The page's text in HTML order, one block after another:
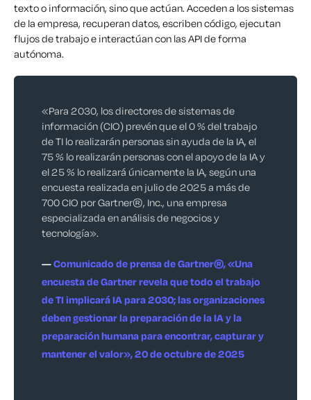
texto o información, sino que actúan. Acceden a los sistemas
de la empresa, recuperan datos, escriben código, ejecutan
flujos de trabajo e interactúan con las API de forma
autónoma.
«Para 2030, los directores de sistemas de
información (CIO) prevén que el 0 % del trabajo
de TI lo realizarán personas sin ayuda de la IA, el
75 % lo realizarán personas con el apoyo de la IA y
el 25 % lo realizará únicamente la IA, según una
encuesta realizada en julio de 2025 a más de
700 CIO por Gartner®, Inc., una empresa
especializada en análisis de negocios y
tecnología».
—Comunicado de prensa de Gartner®, «Una
encuesta de Gartner revela que todo el trabajo
de TI implicará IA para 2030; las organizaciones
deben gestionar la preparación de la IA y la
preparación humana para encontrar, capturar y
mantener el valor», 20 de octubre de 2025